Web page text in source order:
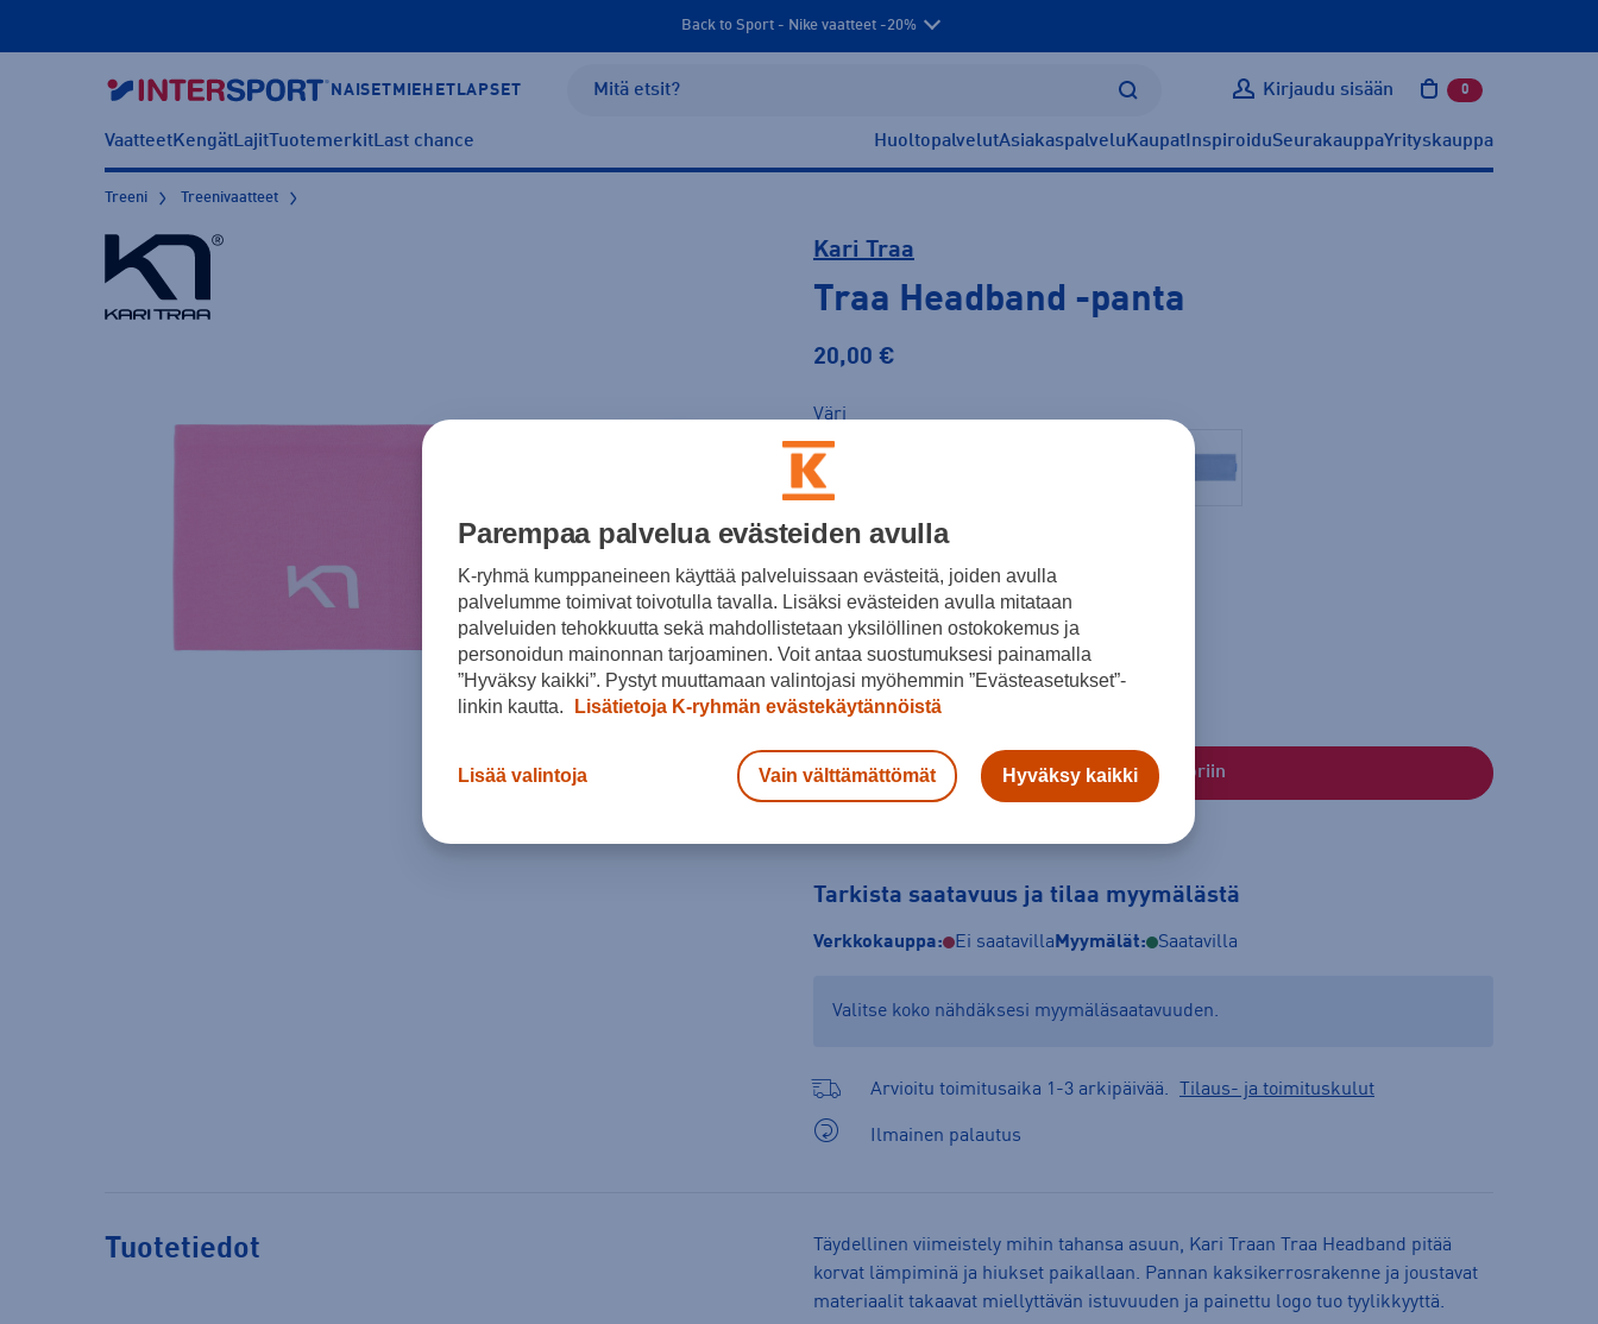
Back to Sport - Nike vaatteet -20%
NAISET MIEHET LAPSET Kirjaudu sisään 0 tuotetta
VaatteetKengätLajitTuotemerkitLast chance HuoltopalvelutAsiakaspalvelu Kaupat InspiroiduSeurakauppaYrityskauppa
Treeni Treenivaatteet
Kari Traa
Traa Headband -panta
20,00 €
Väri
Koko
OSFW
Kokotaulukko
Lisää ostoskoriin
Tarkista saatavuus ja tilaa myymälästä
Verkkokauppa: Ei saatavilla Myymälät: Saatavilla
Valitse koko nähdäksesi myymäläsaatavuuden.
Arvioitu toimitusaika 1-3 arkipäivää. Tilaus- ja toimituskulut
Ilmainen palautus
Tuotetiedot
Täydellinen viimeistely mihin tahansa asuun, Kari Traan Traa Headband pitää
korvat lämpiminä ja hiukset paikallaan. Pannan kaksikerrosrakenne ja joustavat
materiaalit takaavat miellyttävän istuvuuden ja painettu logo tuo tyylikkyyttä.
Parempaa palvelua evästeiden avulla
K-ryhmä kumppaneineen käyttää palveluissaan evästeitä, joiden avulla
palvelumme toimivat toivotulla tavalla. Lisäksi evästeiden avulla mitataan
palveluiden tehokkuutta sekä mahdollistetaan yksilöllinen ostokokemus ja
personoidun mainonnan tarjoaminen. Voit antaa suostumuksesi painamalla
”Hyväksy kaikki”. Pystyt muuttamaan valintojasi myöhemmin ”Evästeasetukset”-
linkin kautta.
Lisätietoja K-ryhmän evästekäytännöistä
Lisää valintoja Vain välttämättömät Hyväksy kaikki